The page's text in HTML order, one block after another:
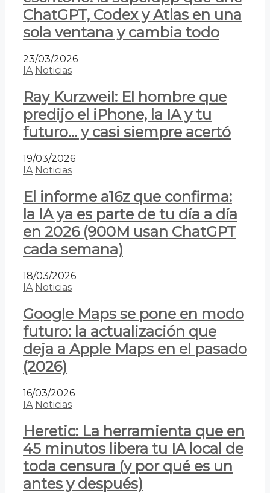
ChatGPT, Codex y Atlas en una
sola ventana y cambia todo
23/03/2026
IA Noticias
Ray Kurzweil: El hombre que
predijo el iPhone, la IA y tu
futuro… y casi siempre acertó
19/03/2026
IA Noticias
El informe a16z que confirma:
la IA ya es parte de tu día a día
en 2026 (900M usan ChatGPT
cada semana)
18/03/2026
IA Noticias
Google Maps se pone en modo
futuro: la actualización que
deja a Apple Maps en el pasado
(2026)
16/03/2026
IA Noticias
Heretic: La herramienta que en
45 minutos libera tu IA local de
toda censura (y por qué es un
antes y después)